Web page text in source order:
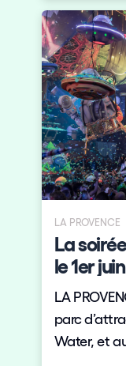
LA PROVENCE
La
le 1er juin
LA
parc
Water, et